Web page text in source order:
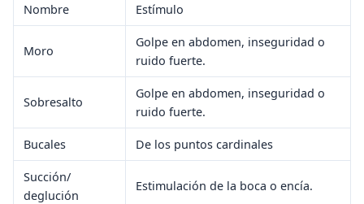
Nombre Estímulo
Moro
Golpe en abdomen, inseguridad o
ruido fuerte.
Sobresalto
Golpe en abdomen, inseguridad o
ruido fuerte.
Bucales De los puntos cardinales
Succión/
deglución
Estimulación de la boca o encía.